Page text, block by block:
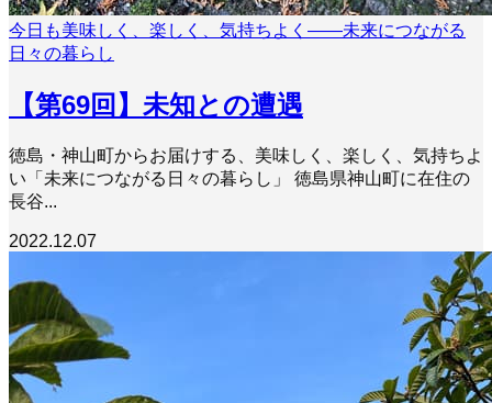
今日も美味しく、楽しく、気持ちよく――未来につながる
日々の暮らし
【第69回】未知との遭遇
徳島・神山町からお届けする、美味しく、楽しく、気持ちよ
い「未来につながる日々の暮らし」 徳島県神山町に在住の
長谷...
2022.12.07